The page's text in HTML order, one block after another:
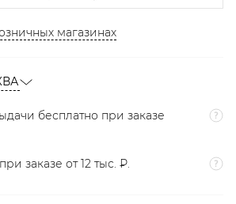
магазинах
бесплатно при заказе
заказе от 12 тыс. ₽.